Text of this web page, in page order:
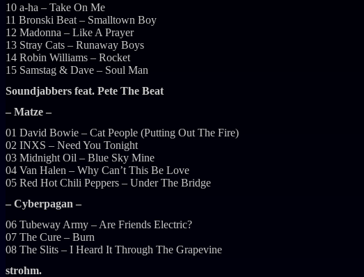
10 a-ha – Take On Me
11 Bronski Beat – Smalltown Boy
12 Madonna – Like A Prayer
13 Stray Cats – Runaway Boys
14 Robin Williams – Rocket
15 Samstag & Dave – Soul Man
Soundjabbers feat. Pete The Beat
– Matze –
01 David Bowie – Cat People (Putting Out The Fire)
02 INXS – Need You Tonight
03 Midnight Oil – Blue Sky Mine
04 Van Halen – Why Can’t This Be Love
05 Red Hot Chili Peppers – Under The Bridge
– Cyberpagan –
06 Tubeway Army – Are Friends Electric?
07 The Cure – Burn
08 The Slits – I Heard It Through The Grapevine
strohm.